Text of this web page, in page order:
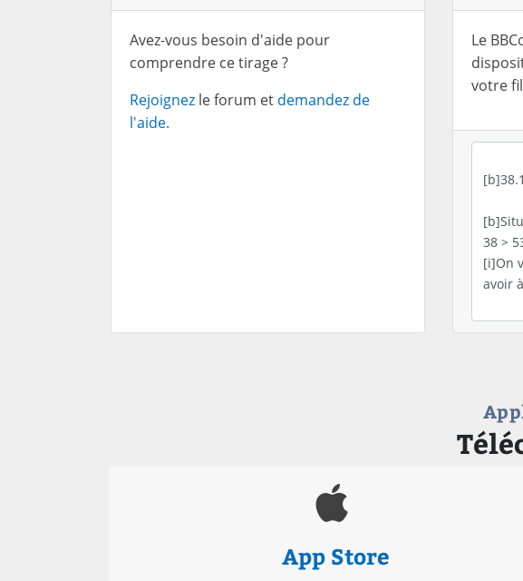
Avez-vous besoin d'aide pour
comprendre ce tirage ?
Rejoignez le forum et demandez de
l'aide.
Le
votre
App Store